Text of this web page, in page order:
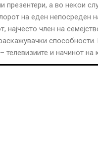
презентери, а во некои
на еден непосреден
најчесто член на
и начинот на